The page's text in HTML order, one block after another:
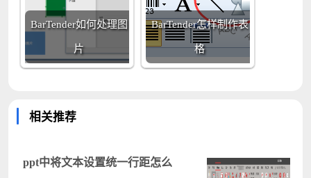
BarTender如何处理图
片
BarTender怎样制作表
格
相关推荐
ppt中将文本设置统一行距怎么